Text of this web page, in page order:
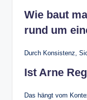
Wie baut
rund um
Durch Konsistenz,
Ist Arne
Das hängt vom